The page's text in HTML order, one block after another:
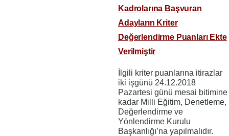
Kadrolarına Başvuran
Adayların Kriter
Değerlendirme Puanları Ekte
Verilmiştir
İlgili kriter puanlarına itirazlar
iki işgünü 24.12.2018
Pazartesi günü mesai bitimine
kadar Milli Eğitim, Denetleme,
Değerlendirme ve
Yönlendirme Kurulu
Başkanlığı’na yapılmalıdır.